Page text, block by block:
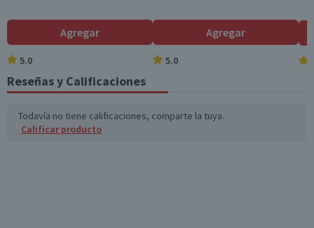
*Ingesta de referencia de un adulto promedio (8400 kj / 2000 kcal)
Agregar
5.0
Agregar
5.0
Reseñas y Calificaciones
Todavía no tiene calificaciones, comparte la tuya.
Calificar producto